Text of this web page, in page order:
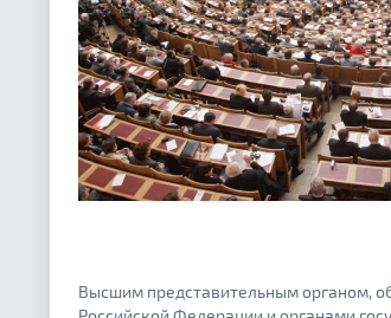
Высшим представительным органом,